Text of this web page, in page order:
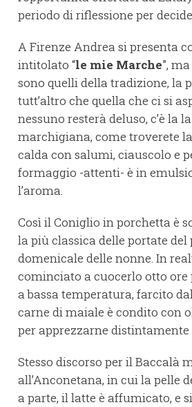
periodo di riflessione per
A Firenze Andrea si presenta
intitolato “le mie Marche”,
sono quelli della tradizione, la
tutt’altro che quella che ci si
nessuno resterà deluso, c’è la
marchigiana, come troverete
calda con salumi, ciauscolo e
formaggio -attenti- è in
l’aroma.
Così il Coniglio in porchetta è
la più classica delle portate del
domenicale delle nonne. In
cominciato a cuocerlo otto
a bassa temperatura, farcito
carne di maiale è condito con
per apprezzarne distintamente
Stesso discorso per il Baccalà
all’Anconetana, in cui la pelle
a parte, il latte è affumicato, e